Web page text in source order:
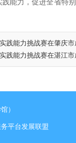
能力，促进全省特
践能力挑战赛在肇庆
践能力挑战赛在湛江
）
平台发展联盟